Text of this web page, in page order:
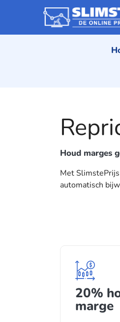
Houd marges
Met
automatisch
20%
marge